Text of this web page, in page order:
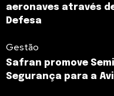
aeronaves através
Defesa
Gestão
Safran promove
Segurança para a